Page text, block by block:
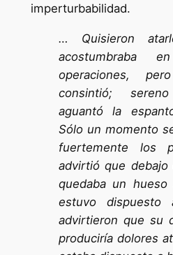
imperturbabilidad.
… Quisieron
acostumbraba
operaciones,
consintió;
aguantó la
Sólo un momento
fuertemente los
advirtió que
quedaba un
estuvo dispuesto
advirtieron que su
produciría dolores